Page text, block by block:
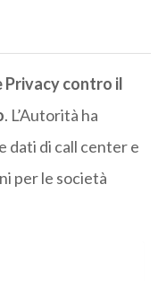
Privacy contro il
. L’Autorità ha
dati di call center e
per le società